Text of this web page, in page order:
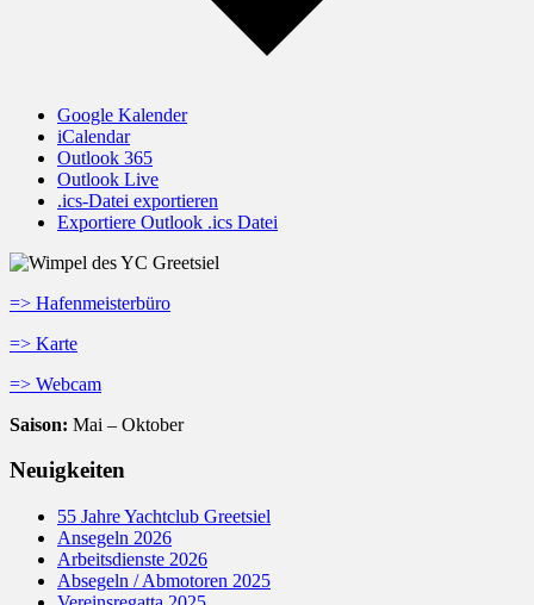
Google Kalender
iCalendar
Outlook 365
Outlook Live
.ics-Datei exportieren
Exportiere Outlook .ics Datei
=> Hafenmeisterbüro
=> Karte
=> Webcam
Saison: Mai – Oktober
Neuigkeiten
55 Jahre Yachtclub Greetsiel
Ansegeln 2026
Arbeitsdienste 2026
Absegeln / Abmotoren 2025